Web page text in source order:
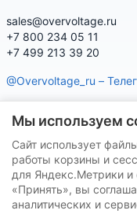
sales@overvoltage.ru
+7 800 234 05 11
+7 499 213 39 20
@Overvoltage_ru –
характеристики,
Нашу продукцию Вы
Мы используем
Сайт использует
работы корзины и
для Яндекс.Метрики
«Принять», вы
аналитических и